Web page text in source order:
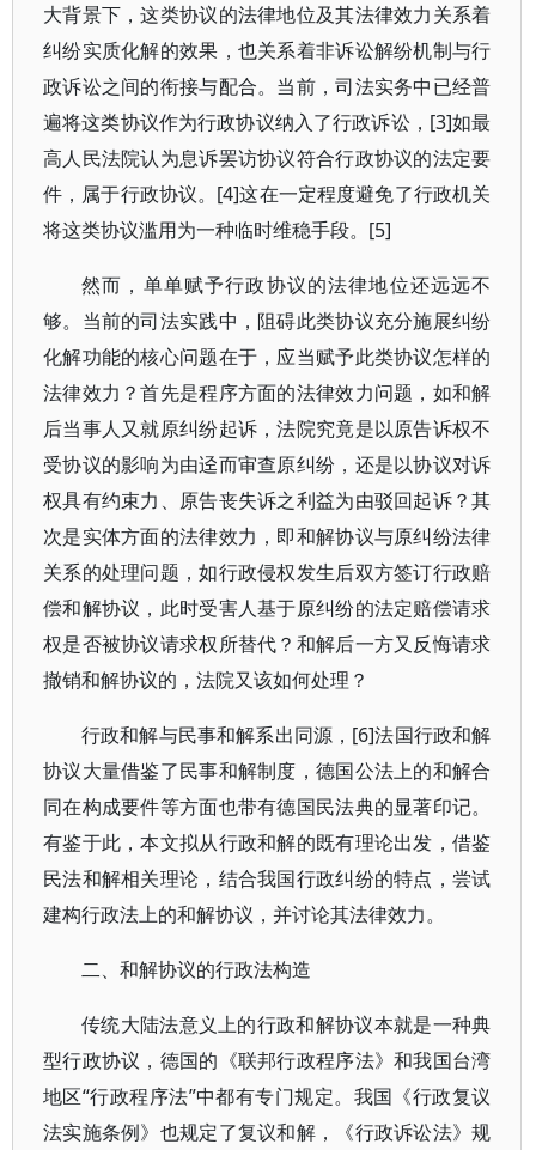
大背景下，这类协议的法律地位及其法律效力关系着
纠纷实质化解的效果，也关系着非诉讼解纷机制与行
政诉讼之间的衔接与配合。当前，司法实务中已经普
遍将这类协议作为行政协议纳入了行政诉讼，[3]如最
高人民法院认为息诉罢访协议符合行政协议的法定要
件，属于行政协议。[4]这在一定程度避免了行政机关
将这类协议滥用为一种临时维稳手段。[5]
然而，单单赋予行政协议的法律地位还远远不
够。当前的司法实践中，阻碍此类协议充分施展纠纷
化解功能的核心问题在于，应当赋予此类协议怎样的
法律效力？首先是程序方面的法律效力问题，如和解
后当事人又就原纠纷起诉，法院究竟是以原告诉权不
受协议的影响为由迳而审查原纠纷，还是以协议对诉
权具有约束力、原告丧失诉之利益为由驳回起诉？其
次是实体方面的法律效力，即和解协议与原纠纷法律
关系的处理问题，如行政侵权发生后双方签订行政赔
偿和解协议，此时受害人基于原纠纷的法定赔偿请求
权是否被协议请求权所替代？和解后一方又反悔请求
撤销和解协议的，法院又该如何处理？
行政和解与民事和解系出同源，[6]法国行政和解
协议大量借鉴了民事和解制度，德国公法上的和解合
同在构成要件等方面也带有德国民法典的显著印记。
有鉴于此，本文拟从行政和解的既有理论出发，借鉴
民法和解相关理论，结合我国行政纠纷的特点，尝试
建构行政法上的和解协议，并讨论其法律效力。
二、和解协议的行政法构造
传统大陆法意义上的行政和解协议本就是一种典
型行政协议，德国的《联邦行政程序法》和我国台湾
地区“行政程序法”中都有专门规定。我国《行政复议
法实施条例》也规定了复议和解，《行政诉讼法》规